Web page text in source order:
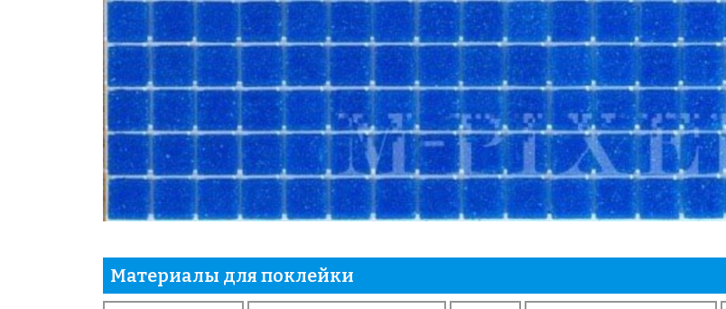
Материалы для поклейки